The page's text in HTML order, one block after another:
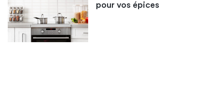
pour vos épices